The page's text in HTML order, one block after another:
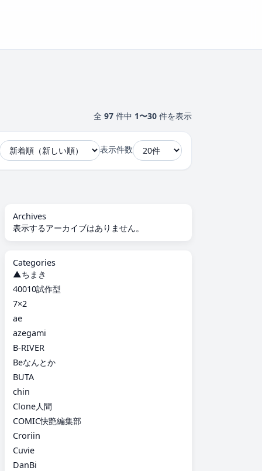
全 97 件中 1〜30 件を表示
表示件数
Archives
表示するアーカイブはありません。
Categories
▲ちまき
40010試作型
7×2
ae
azegami
B-RIVER
Beなんとか
BUTA
chin
Clone人間
COMIC快艶編集部
Croriin
Cuvie
DanBi